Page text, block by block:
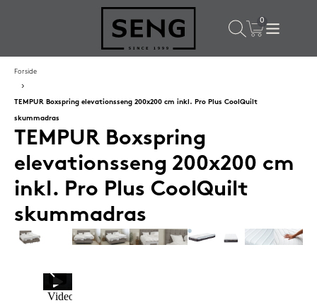
Forside
TEMPUR Boxspring elevationsseng 200x200 cm inkl. Pro Plus CoolQuilt
skummadras
TEMPUR Boxspring
elevationsseng 200x200 cm
inkl. Pro Plus CoolQuilt
skummadras